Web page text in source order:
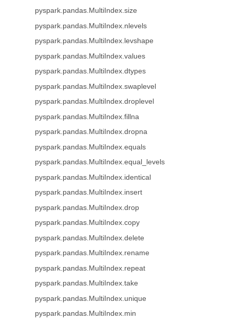
pyspark.pandas.MultiIndex.size
pyspark.pandas.MultiIndex.nlevels
pyspark.pandas.MultiIndex.levshape
pyspark.pandas.MultiIndex.values
pyspark.pandas.MultiIndex.dtypes
pyspark.pandas.MultiIndex.swaplevel
pyspark.pandas.MultiIndex.droplevel
pyspark.pandas.MultiIndex.fillna
pyspark.pandas.MultiIndex.dropna
pyspark.pandas.MultiIndex.equals
pyspark.pandas.MultiIndex.equal_levels
pyspark.pandas.MultiIndex.identical
pyspark.pandas.MultiIndex.insert
pyspark.pandas.MultiIndex.drop
pyspark.pandas.MultiIndex.copy
pyspark.pandas.MultiIndex.delete
pyspark.pandas.MultiIndex.rename
pyspark.pandas.MultiIndex.repeat
pyspark.pandas.MultiIndex.take
pyspark.pandas.MultiIndex.unique
pyspark.pandas.MultiIndex.min